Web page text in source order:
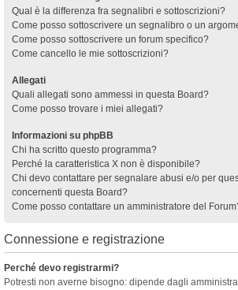
Qual è la differenza fra segnalibri e sottoscrizioni?
Come posso sottoscrivere un segnalibro o un
Come posso sottoscrivere un forum specifico?
Come cancello le mie sottoscrizioni?
Allegati
Quali allegati sono ammessi in questa Board?
Come posso trovare i miei allegati?
Informazioni su phpBB
Chi ha scritto questo programma?
Perché la caratteristica X non è disponibile?
Chi devo contattare per segnalare abusi e/o per
concernenti questa Board?
Come posso contattare un amministratore del
Connessione e registrazione
Perché devo registrarmi?
Potresti non averne bisogno: dipende dagli